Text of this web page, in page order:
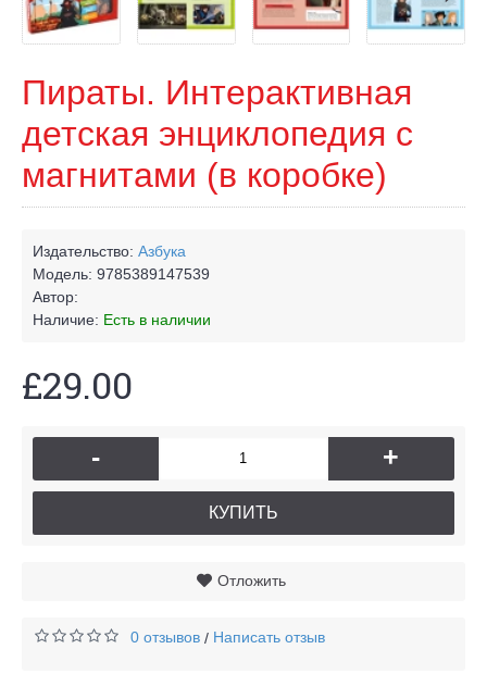
Пираты. Интерактивная
детская энциклопедия с
магнитами (в коробке)
Издательство: Азбука
Модель: 9785389147539
Автор:
Наличие: Есть в наличии
£29.00
- +
КУПИТЬ
Отложить
0 отзывов / Написать отзыв